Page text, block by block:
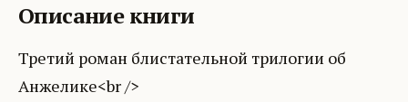
Описание книги
Третий роман блистательной трилогии об
Анжелике<br />